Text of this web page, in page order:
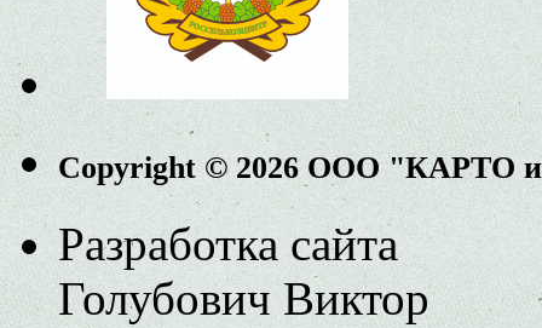
Copyright © 2026 ООО "КАРТО
Разработка сайта
Голубович Виктор